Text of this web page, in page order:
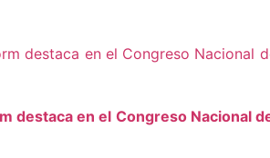
destaca en el Congreso Nacional